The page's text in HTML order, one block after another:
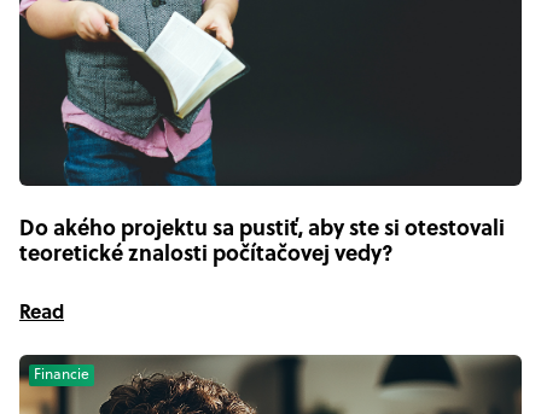
Do akého projektu sa pustiť, aby ste si otestovali
teoretické znalosti počítačovej vedy?
Read
Financie